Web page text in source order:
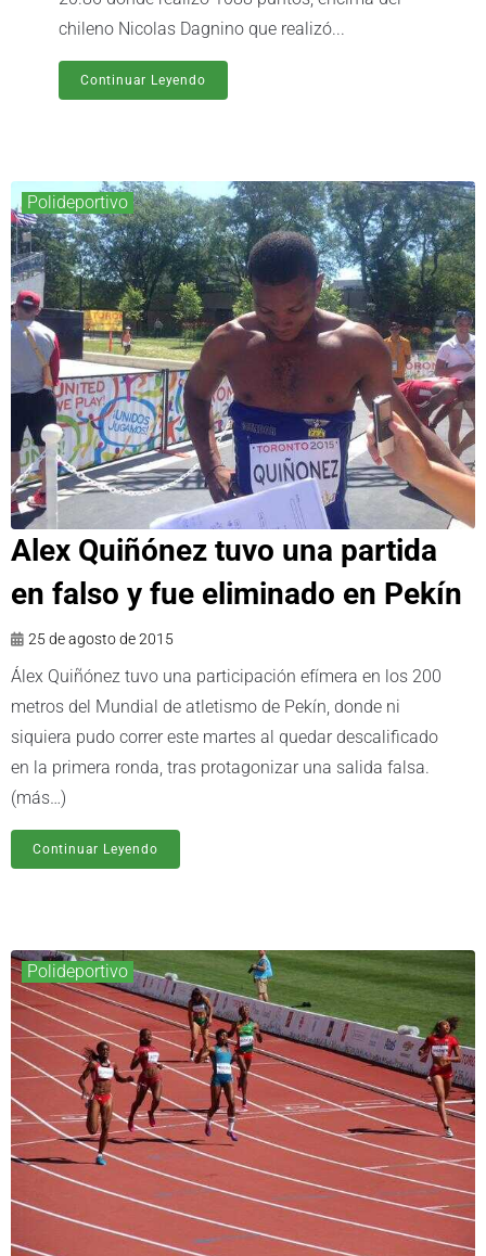
chileno Nicolas Dagnino que realizó...
Continuar Leyendo
Polideportivo
Alex Quiñónez tuvo una partida
en falso y fue eliminado en Pekín
25 de agosto de 2015
Álex Quiñónez tuvo una participación efímera en los 200
metros del Mundial de atletismo de Pekín, donde ni
siquiera pudo correr este martes al quedar descalificado
en la primera ronda, tras protagonizar una salida falsa.
(más…)
Continuar Leyendo
Polideportivo